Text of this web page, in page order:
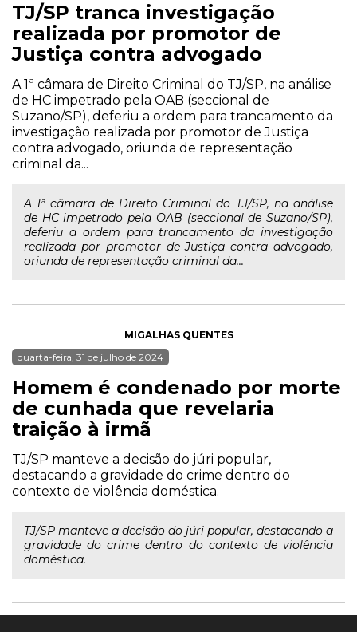
TJ/SP tranca investigação
realizada por promotor de
Justiça contra advogado
A 1ª câmara de Direito Criminal do TJ/SP, na análise
de HC impetrado pela OAB (seccional de
Suzano/SP), deferiu a ordem para trancamento da
investigação realizada por promotor de Justiça
contra advogado, oriunda de representação
criminal da...
A 1ª câmara de Direito Criminal do TJ/SP, na análise
de HC impetrado pela OAB (seccional de Suzano/SP),
deferiu a ordem para trancamento da investigação
realizada por promotor de Justiça contra advogado,
oriunda de representação criminal da...
MIGALHAS QUENTES
quarta-feira, 31 de julho de 2024
Homem é condenado por morte
de cunhada que revelaria
traição à irmã
TJ/SP manteve a decisão do júri popular,
destacando a gravidade do crime dentro do
contexto de violência doméstica.
TJ/SP manteve a decisão do júri popular, destacando a
gravidade do crime dentro do contexto de violência
doméstica.